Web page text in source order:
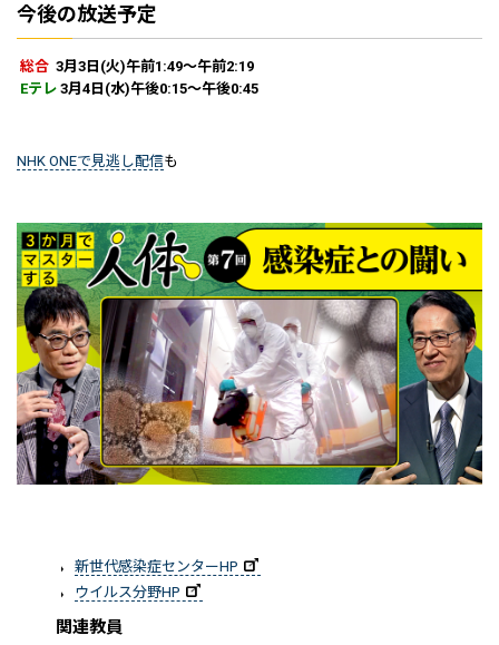
今後の放送予定
総合 3月3日(火)午前1:49～午前2:19
Eテレ 3月4日(水)午後0:15～午後0:45
NHK ONEで見逃し配信も
新世代感染症センターHP
ウイルス分野HP
関連教員